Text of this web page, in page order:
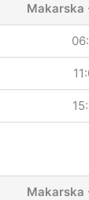
Makarska
Makarska